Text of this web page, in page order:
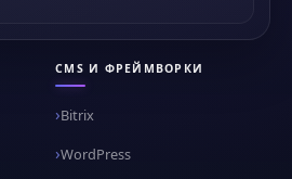
CMS И ФРЕЙМВОРКИ
Bitrix
WordPress